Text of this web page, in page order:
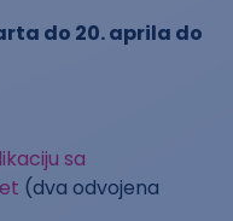
do 20. aprila do
sa
(dva odvojena